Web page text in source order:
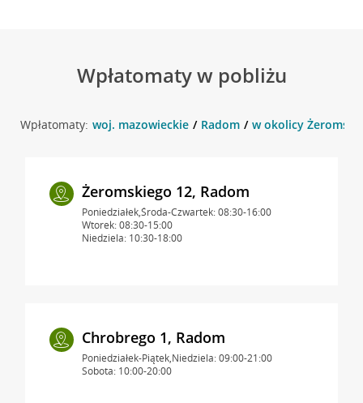
Wpłatomaty w pobliżu
Wpłatomaty: woj. mazowieckie Radom w okolicy
Żeromskiego 12, Radom
Poniedziałek,Środa-Czwartek: 08:30-16:00
Wtorek: 08:30-15:00
Niedziela: 10:30-18:00
Chrobrego 1, Radom
Poniedziałek-Piątek,Niedziela: 09:00-21:00
Sobota: 10:00-20:00